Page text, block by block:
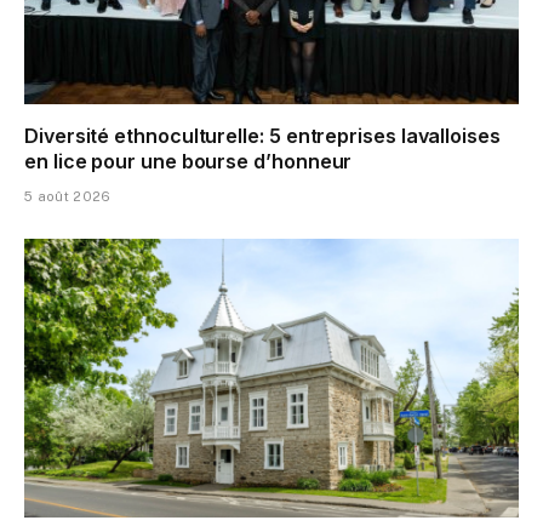
Diversité ethnoculturelle: 5 entreprises lavalloises
en lice pour une bourse d’honneur
5 août 2026